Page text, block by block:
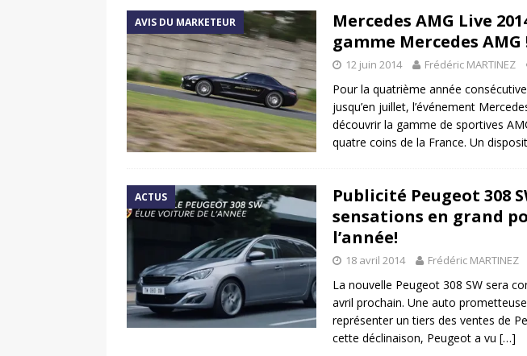
AVIS DU MARKETEUR
Mercedes AMG Live
gamme Mercedes AMG
12 juin 2014 Frédéric MARTINEZ
Pour la quatrième année
jusqu’en juillet, l’événement
découvrir la gamme de sportives
quatre coins de la France. Un
ACTUS
Publicité Peugeot 308
sensations en grand
l’année!
18 avril 2014 Frédéric MARTINEZ
La nouvelle Peugeot 308 SW sera
avril prochain. Une auto
représenter un tiers des ventes de
cette déclinaison, Peugeot a vu […]